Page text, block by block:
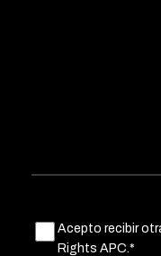
Untitled
Acepto recibir
Rights APC.*